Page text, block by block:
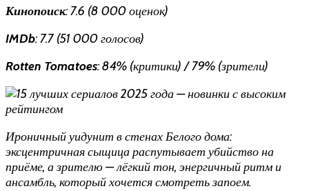
Кинопоиск: 7.6 (8 000 оценок)
IMDb: 7.7 (51 000 голосов)
Rotten Tomatoes: 84% (критики) / 79% (зрители)
Ироничный уидунит в стенах Белого дома:
эксцентричная сыщица распутывает убийство на
приёме, а зрителю — лёгкий тон, энергичный ритм и
ансамбль, который хочется смотреть запоем.